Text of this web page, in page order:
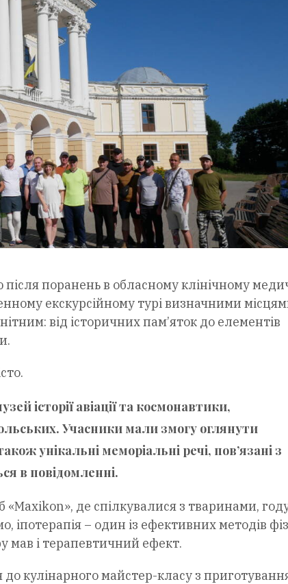
після поранень в обласному клінічному
екскурсійному турі визначними
від історичних пам’яток до елементів
історії авіації та космонавтики,
Учасники мали змогу оглянути
унікальні меморіальні речі, пов’язані з
в повідомленні.
«Maxikon», де спілкувалися з тваринами,
іпотерапія – один із ефективних методів
мав і терапевтичний ефект.
кулінарного майстер-класу з